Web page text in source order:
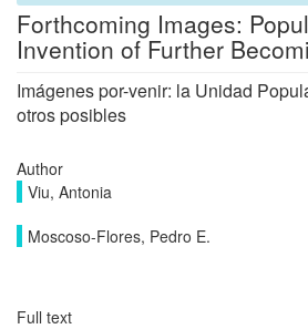
Forthcoming Images:
Invention of Further
Imágenes por-venir: la Unidad
otros posibles
Author
Viu, Antonia
Moscoso-Flores, Pedro E.
Full text